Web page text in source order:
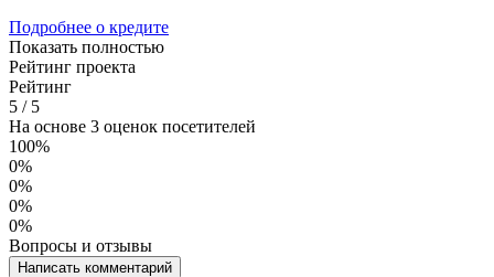
Подробнее о кредите
Показать полностью
Рейтинг проекта
Рейтинг
5 /5
На основе 3 оценок посетителей
100%
0%
0%
0%
0%
Вопросы и отзывы
Написать комментарий